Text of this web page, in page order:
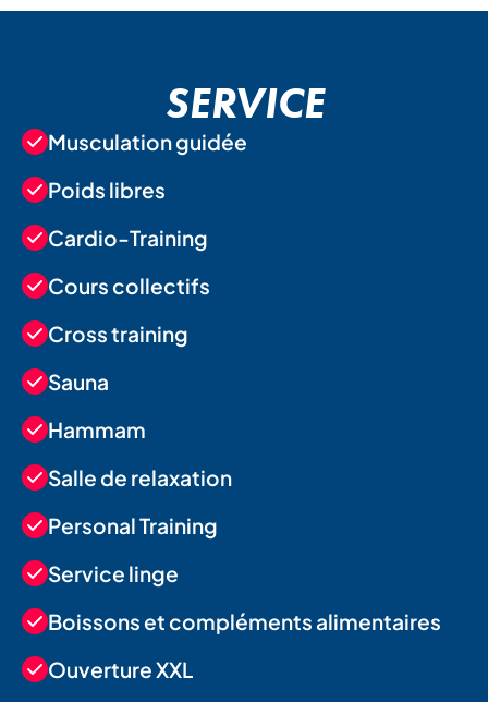
SERVICE
Musculation guidée
Poids libres
Cardio-Training
Cours collectifs
Cross training
Sauna
Hammam
Salle de relaxation
Personal Training
Service linge
Boissons et compléments alimentaires
Ouverture XXL